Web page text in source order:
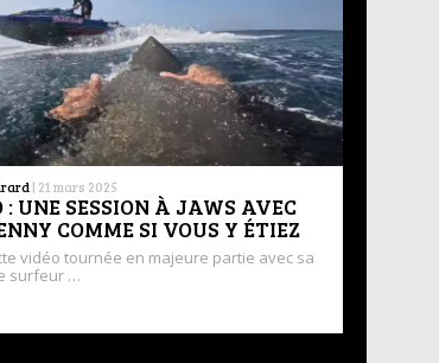
| 21 mars 2025
: UNE SESSION À JAWS AVEC
COMME SI VOUS Y ÉTIEZ
vidéo tournée en majeure partie avec sa
surfeur …